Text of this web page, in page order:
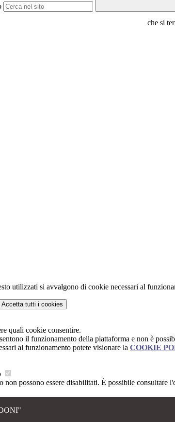
che si
utilizzati si avvalgono di cookie necessari al
Accetta tutti i cookies
quali cookie consentire.
il funzionamento della piattaforma e non è
al funzionamento potete visionare la COOKIE
non possono essere disabilitati. È possibile consultare